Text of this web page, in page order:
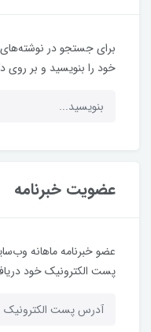
برای جستجو در
خود را بنویسید و بر روی
عضویت خبرنامه
عضو خبرنامه ماهانه
پست الکترونیک خود